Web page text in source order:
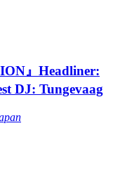
』Headliner:
DJ: Tungevaag